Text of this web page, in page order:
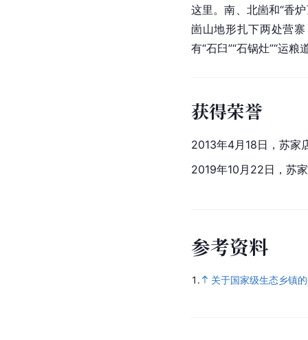
这里。南、北崮和“香
崮山地形扎下两处营
有“石臼”“石锅灶”“运粮
获得荣誉
2013年4月18日，苏家
2019年10月22日，苏
参考资料
1. 关于国家级生态乡镇